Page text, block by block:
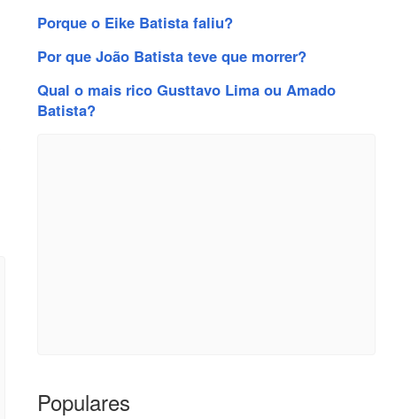
Porque o Eike Batista faliu?
Por que João Batista teve que morrer?
Qual o mais rico Gusttavo Lima ou Amado
Batista?
Populares